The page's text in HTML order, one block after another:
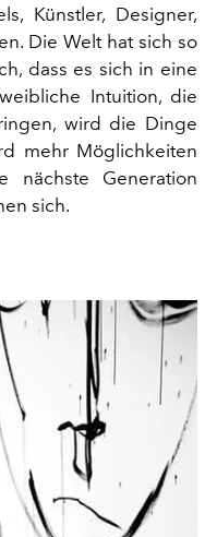
Künstler, Designer,
Die Welt hat sich so
dass es sich in eine
Intuition, die
wird die Dinge
mehr Möglichkeiten
Generation
sich.